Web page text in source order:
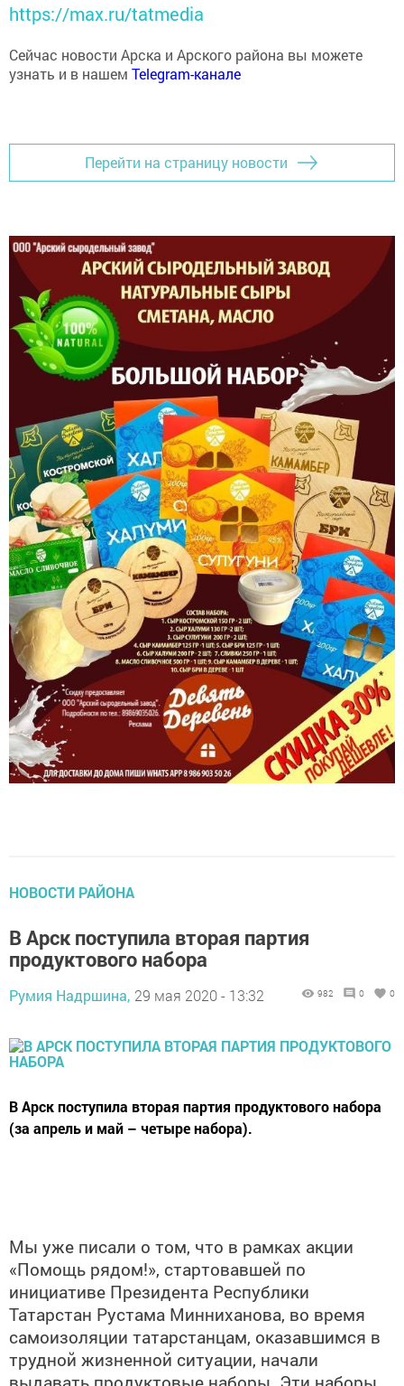
https://max.ru/tatmedia
Сейчас новости Арска и Арского района вы можете
узнать и в нашем Telegram-канале
Перейти на страницу новости
НОВОСТИ РАЙОНА
В Арск поступила вторая партия
продуктового набора
Румия Надршина, 29 мая 2020 - 13:32 982 0 0
В Арск поступила вторая партия продуктового набора
(за апрель и май – четыре набора).
Мы уже писали о том, что в рамках акции
«Помощь рядом!», стартовавшей по
инициативе Президента Республики
Татарстан Рустама Минниханова, во время
самоизоляции татарстанцам, оказавшимся в
трудной жизненной ситуации, начали